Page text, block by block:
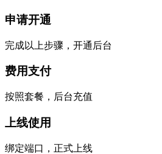
申请开通
完成以上步骤，开通后台
费用支付
按照套餐，后台充值
上线使用
绑定端口，正式上线